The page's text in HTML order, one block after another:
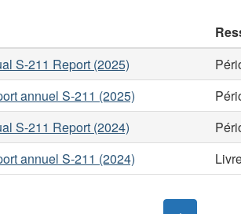
S-211 Report (2025)
annuel S-211 (2025)
S-211 Report (2024)
annuel S-211 (2024)